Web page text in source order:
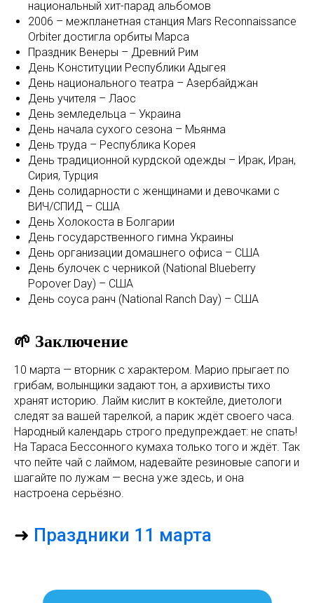
национальный хит-парад альбомов
2006 – межпланетная станция Mars Reconnaissance
Orbiter достигла орбиты Марса
Праздник Венеры – Древний Рим
День Конституции Республики Адыгея
День национального театра – Азербайджан
День учителя – Лаос
День земледельца – Украина
День начала сухого сезона – Мьянма
День труда – Республика Корея
День традиционной курдской одежды – Ирак, Иран,
Сирия, Турция
День солидарности с женщинами и девочками с
ВИЧ/СПИД – США
День Холокоста в Болгарии
День государственного гимна Украины
День организации домашнего офиса – США
День булочек с черникой (National Blueberry
Popover Day) – США
День соуса ранч (National Ranch Day) – США
🌱 Заключение
10 марта — вторник с характером. Марио прыгает по
грибам, волынщики задают тон, а архивисты тихо
хранят историю. Лайм кислит в коктейле, диетологи
следят за вашей тарелкой, а парик ждёт своего часа.
Народный календарь строго предупреждает: не спать!
На Тараса Бессонного кумаха только того и ждёт. Так
что пейте чай с лаймом, надевайте резиновые сапоги и
шагайте по лужам — весна уже здесь, и она
настроена серьёзно.
➜ Праздники 11 марта